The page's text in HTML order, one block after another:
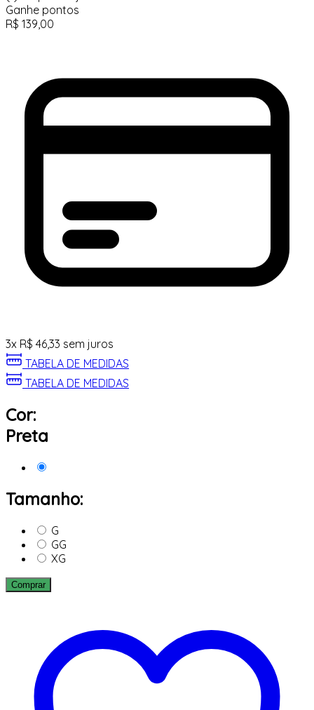
Ganhe pontos
R$ 139,00
3x R$ 46,33 sem juros
TABELA DE MEDIDAS
TABELA DE MEDIDAS
Cor:
Preta
Tamanho:
G
GG
XG
Comprar